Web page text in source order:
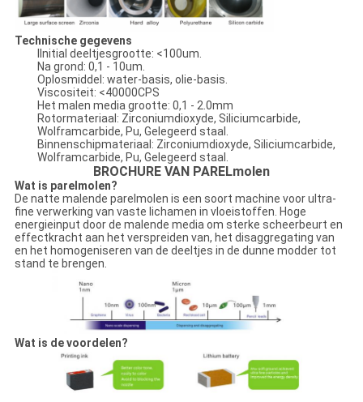
Technische gegevens
lInitial deeltjesgrootte: <100um.
Na grond: 0,1 - 10um.
Oplosmiddel: water-basis, olie-basis.
Viscositeit: <40000CPS
Het malen media grootte: 0,1 - 2.0mm
Rotormateriaal: Zirconiumdioxyde, Siliciumcarbide,
Wolframcarbide, Pu, Gelegeerd staal.
Binnenschipmateriaal: Zirconiumdioxyde, Siliciumcarbide,
Wolframcarbide, Pu, Gelegeerd staal.
BROCHURE VAN PARELmolen
Wat is parelmolen?
De natte malende parelmolen is een soort machine voor ultra-
fine verwerking van vaste lichamen in vloeistoffen. Hoge
energieinput door de malende media om sterke scheerbeurt en
effectkracht aan het verspreiden van, het disaggregating van
en het homogeniseren van de deeltjes in de dunne modder tot
stand te brengen.
Wat is de voordelen?